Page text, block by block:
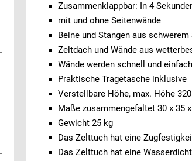
Zusammenklappbar: In 4
mit und ohne Seitenwände
Beine und Stangen aus schwerem
Zeltdach und Wände aus
Wände werden schnell und
Praktische Tragetasche inklusive
Verstellbare Höhe, max. Höhe
Maße zusammengefaltet 30 x 35
Gewicht 25 kg
Das Zelttuch hat eine
Das Zelttuch hat eine